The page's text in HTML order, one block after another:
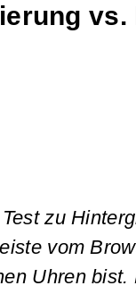
zu
vom
Uhren